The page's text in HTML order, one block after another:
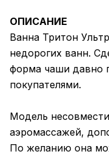
ОПИСАНИЕ
Ванна Тритон
недорогих ванн.
форма чаши давно
покупателями.
Модель
аэромассажей,
По желанию она